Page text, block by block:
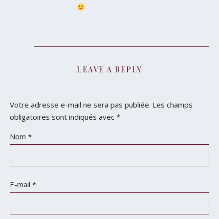
LEAVE A REPLY
Votre adresse e-mail ne sera pas publiée. Les champs
obligatoires sont indiqués avec *
Nom *
E-mail *